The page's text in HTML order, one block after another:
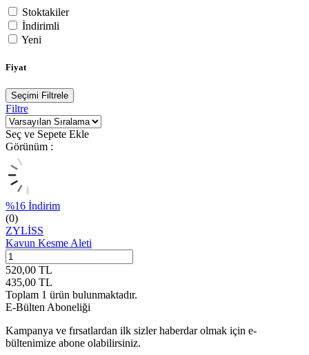
Stoktakiler
İndirimli
Yeni
Fiyat
Seçimi Filtrele
Filtre
Seç ve Sepete Ekle
Görünüm :
%16 İndirim
(0)
ZYLİSS
Kavun Kesme Aleti
520,00 TL
435,00 TL
Toplam 1 ürün bulunmaktadır.
E-Bülten Aboneliği
Kampanya ve fırsatlardan ilk sizler haberdar olmak için e-
bültenimize abone olabilirsiniz.